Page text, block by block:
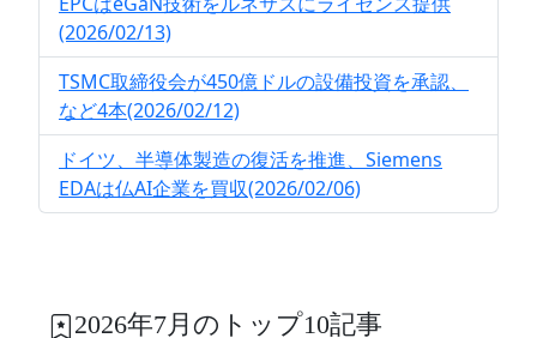
(2026/02/13)
TSMC取締役会が450億ドルの設備投資を承認、
など4本(2026/02/12)
ドイツ、半導体製造の復活を推進、Siemens
EDAは仏AI企業を買収(2026/02/06)
2026年7月のトップ10記事